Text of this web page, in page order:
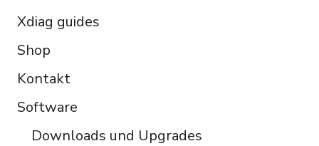
Xdiag guides
Shop
Kontakt
Software
Downloads und Upgrades